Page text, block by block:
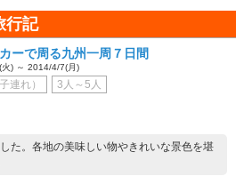
行記
ーで周る九州一周７日間
) ～ 2014/4/7(月)
連れ） 3人～5人
た。各地の美味しい物やきれいな景色を堪